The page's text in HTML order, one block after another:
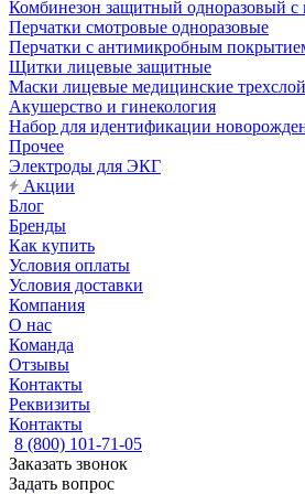
Комбинезон защитный одноразовый
Перчатки смотровые одноразовые
Перчатки с антимикробным
Щитки лицевые защитные
Маски лицевые медицинские
Акушерство и гинекология
Набор для идентификации
Прочее
Электроды для ЭКГ
Акции
Блог
Бренды
Как купить
Условия оплаты
Условия доставки
Компания
О нас
Команда
Отзывы
Контакты
Реквизиты
Контакты
8 (800) 101-71-05
Заказать звонок
Задать вопрос